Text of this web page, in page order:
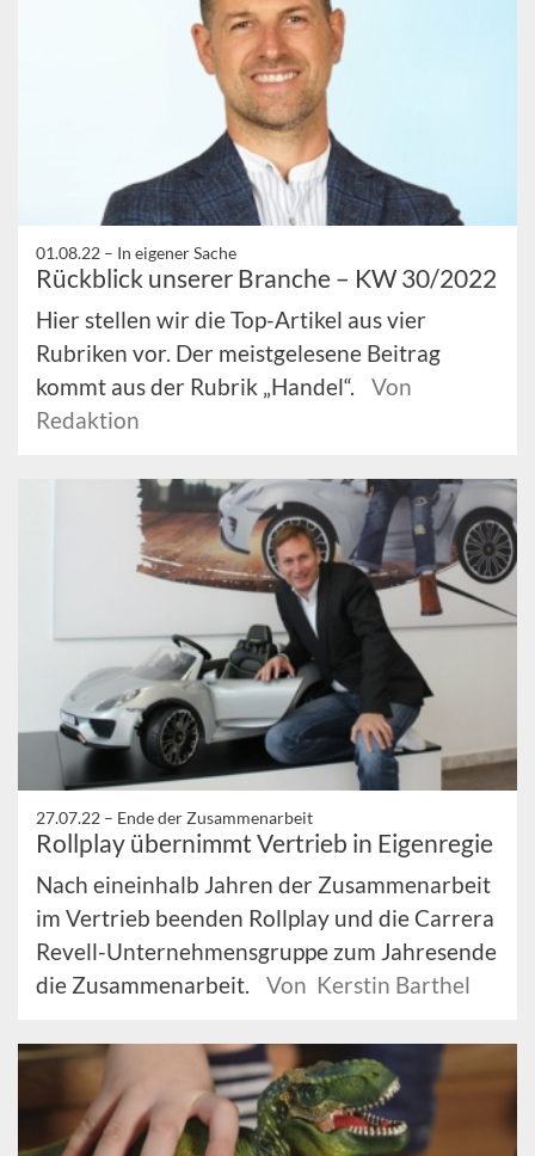
01.08.22 – In eigener Sache
Rückblick unserer Branche – KW 30/2022
Hier stellen wir die Top-Artikel aus vier
Rubriken vor. Der meistgelesene Beitrag
kommt aus der Rubrik „Handel“.
Von
Redaktion
27.07.22 – Ende der Zusammenarbeit
Rollplay übernimmt Vertrieb in Eigenregie
Nach eineinhalb Jahren der Zusammenarbeit
im Vertrieb beenden Rollplay und die Carrera
Revell-Unternehmensgruppe zum Jahresende
die Zusammenarbeit.
Von Kerstin Barthel